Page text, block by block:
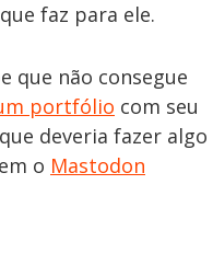
faz para ele.
que não consegue
portfólio com seu
deveria fazer algo
o Mastodon